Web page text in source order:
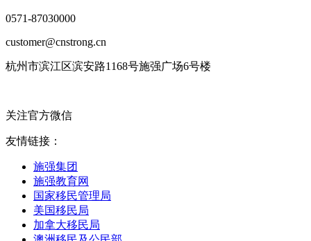
0571-87030000
customer@cnstrong.cn
杭州市滨江区滨安路1168号施强广场6号楼
关注官方微信
友情链接：
施强集团
施强教育网
国家移民管理局
美国移民局
加拿大移民局